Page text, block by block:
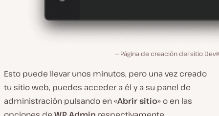
Página de creación del sitio
Esto puede llevar unos minutos, pero una vez creado
tu sitio web, puedes acceder a él y a su panel de
administración pulsando en «Abrir sitio» o en las